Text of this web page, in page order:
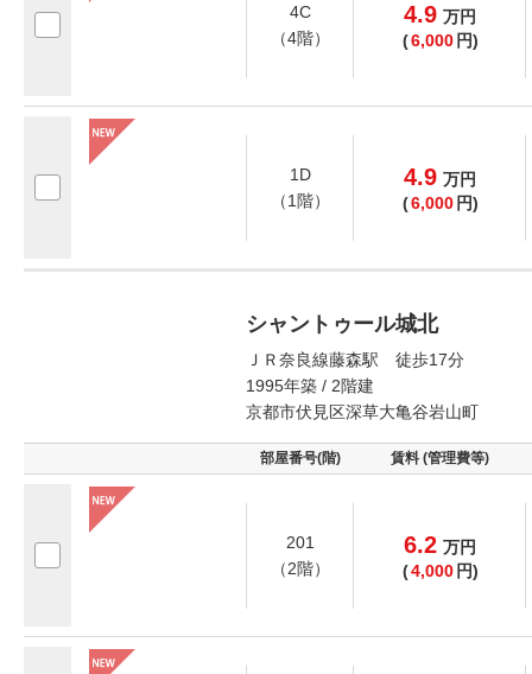
4C
（4階）
4.9 万円
(6,000 円)
1D
（1階）
4.9 万円
(6,000 円)
シャントゥール城北
ＪＲ奈良線藤森駅 徒歩17分
1995年築 / 2階建
京都市伏見区深草大亀谷岩山町
部屋番号(階) 賃料 (管理費等)
201
（2階）
6.2 万円
(4,000 円)